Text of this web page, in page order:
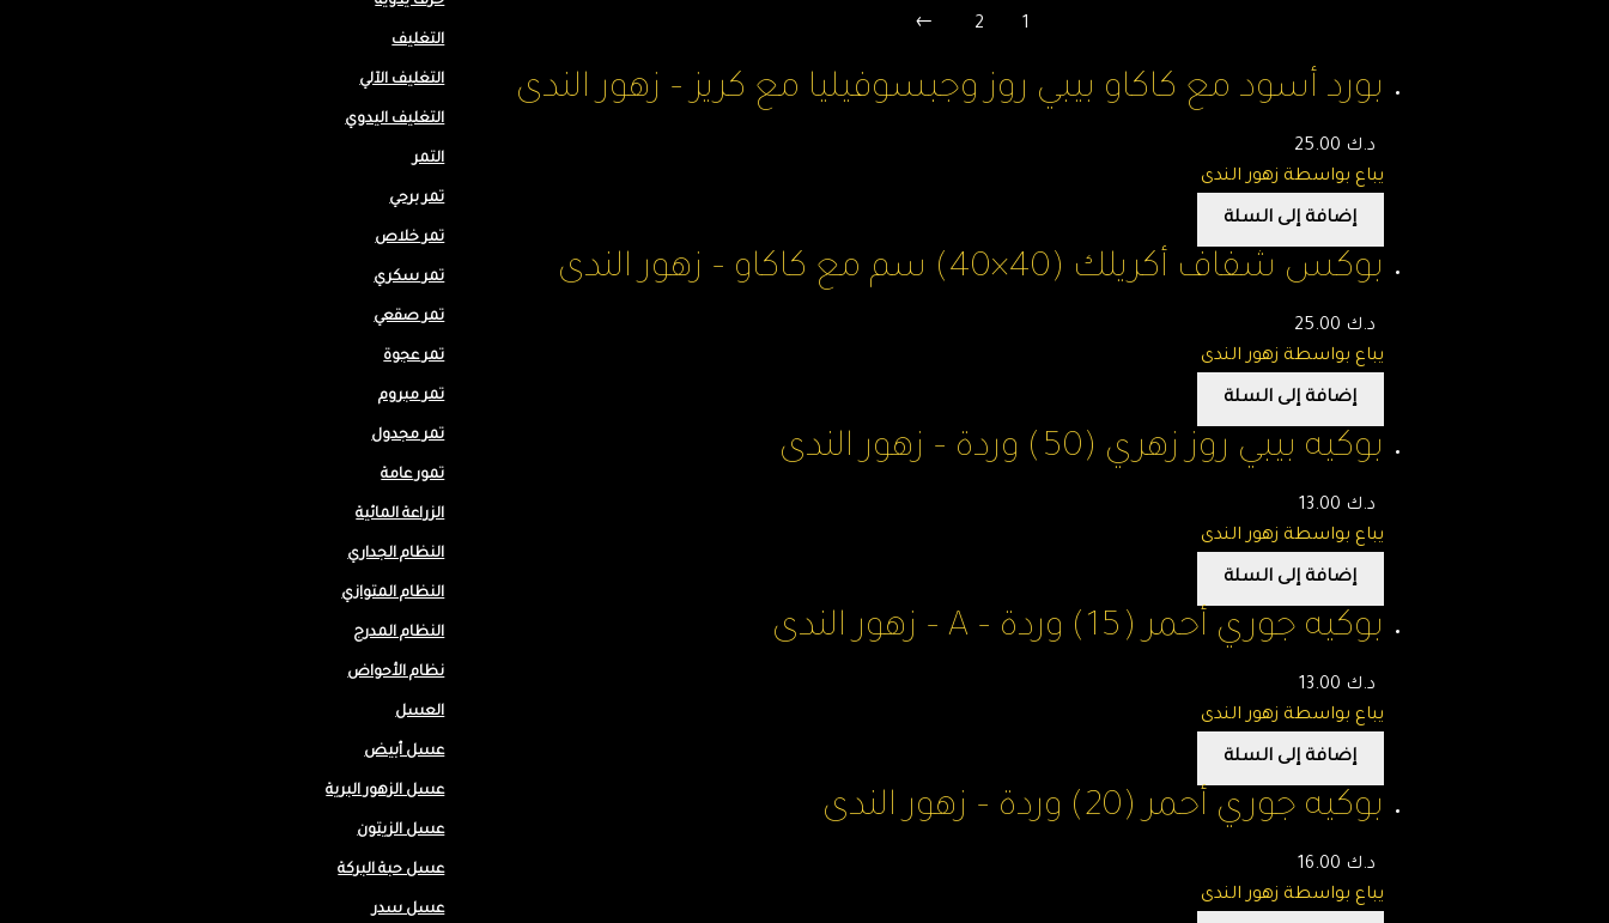
1
2
→
بورد أسود مع كاكاو بيبي روز وجبسوفيليا مع كريز – زهور الندى
د.ك
يباع بواسطة زهور الندى
إضافة إلى السلة
بوكس شفاف أكريلك (40×40) سم مع كاكاو – زهور الندى
د.ك
يباع بواسطة زهور الندى
إضافة إلى السلة
بوكيه بيبي روز زهري (50) وردة – زهور الندى
د.ك
يباع بواسطة زهور الندى
إضافة إلى السلة
بوكيه جوري أحمر (15) وردة – A – زهور الندى
د.ك
يباع بواسطة زهور الندى
إضافة إلى السلة
بوكيه جوري أحمر (20) وردة – زهور الندى
د.ك
يباع بواسطة زهور الندى
التغليف
التغليف الآلي
التغليف اليدوي
التمر
تمر برحي
تمر خلاص
تمر سكري
تمر صقعي
تمر عجوة
تمر مبروم
تمر مجدول
تمور عامة
الزراعة المائية
النظام الجداري
النظام المتوازي
النظام المدرج
نظام الأحواض
العسل
عسل أبيض
عسل الزهور البرية
عسل الزيتون
عسل حبة البركة
عسل سدر